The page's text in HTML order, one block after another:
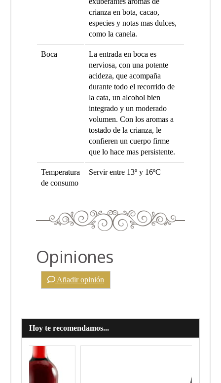
crianza en bota, cacao,
especies y notas mas dulces,
como la canela.
Boca
La entrada en boca es
nerviosa, con una potente
acideza, que acompaña
durante todo el recorrido de
la cata, un alcohol bien
integrado y un moderado
volumen. Con los aromas a
tostado de la crianza, le
confieren un cuerpo firme
que lo hace mas persistente.
Temperatura
de consumo
Servir entre 13º y 16ºC
Opiniones
Añadir opinión
Hoy te recomendamos...